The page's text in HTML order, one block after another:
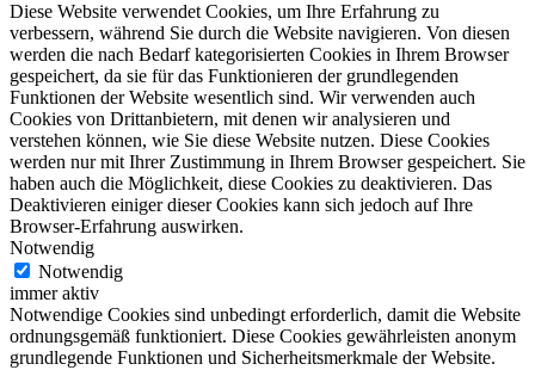
Diese Website verwendet Cookies, um Ihre Erfahrung zu
verbessern, während Sie durch die Website navigieren. Von diesen
werden die nach Bedarf kategorisierten Cookies in Ihrem Browser
gespeichert, da sie für das Funktionieren der grundlegenden
Funktionen der Website wesentlich sind. Wir verwenden auch
Cookies von Drittanbietern, mit denen wir analysieren und
verstehen können, wie Sie diese Website nutzen. Diese Cookies
werden nur mit Ihrer Zustimmung in Ihrem Browser gespeichert. Sie
haben auch die Möglichkeit, diese Cookies zu deaktivieren. Das
Deaktivieren einiger dieser Cookies kann sich jedoch auf Ihre
Browser-Erfahrung auswirken.
Notwendig
Notwendig
immer aktiv
Notwendige Cookies sind unbedingt erforderlich, damit die Website
ordnungsgemäß funktioniert. Diese Cookies gewährleisten anonym
grundlegende Funktionen und Sicherheitsmerkmale der Website.